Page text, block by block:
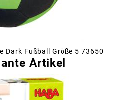
Dark Fußball Größe 5 73650
Artikel